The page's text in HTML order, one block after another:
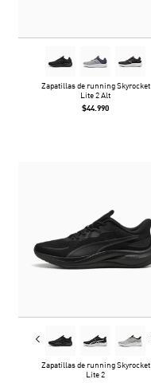
Zapatillas de running Skyrocket
Lite 2 Alt
$44.990
Zapatillas de running Skyrocket
Lite 2